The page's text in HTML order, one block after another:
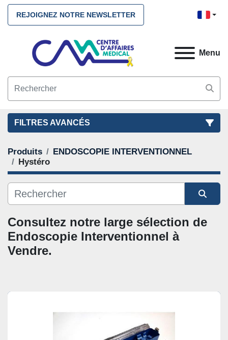
REJOIGNEZ NOTRE NEWSLETTER
Menu
FILTRES AVANCÉS
FILTRES (2) NETTOYEZ TOUS
Hystéro
CATÉGORIE
Produits
ENDOSCOPIE INTERVENTIONNEL
Hystéro
Trier par
Consultez notre large sélection de
Endoscopie Interventionnel à
Vendre.